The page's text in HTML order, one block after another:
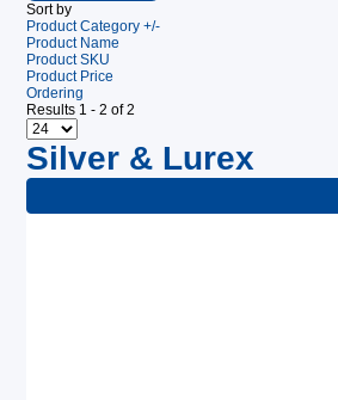
Sort by
Product Category +/-
Product Name
Product SKU
Product Price
Ordering
Results 1 - 2 of 2
Silver & Lurex